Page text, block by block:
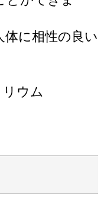
に相性の良い
ウム